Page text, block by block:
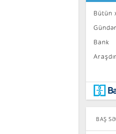
Bütün
Bank
Maraqlı
BAŞ